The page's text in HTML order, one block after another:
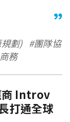
劃) #團隊協
務
商 Introv
打通全球